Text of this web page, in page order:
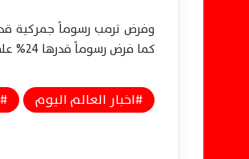
كما فرض رسوماً قدرها 24% على اليابان، و10% على بريطانيا، و25% على كوريا الجنوبية.
اخبار العالم اليوم